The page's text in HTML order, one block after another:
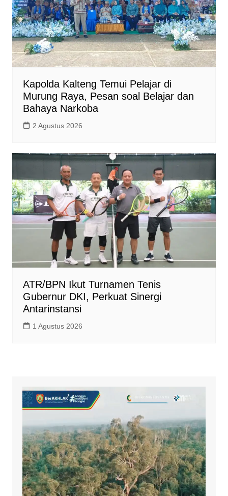
Kapolda Kalteng Temui Pelajar di
Murung Raya, Pesan soal Belajar dan
Bahaya Narkoba
2 Agustus 2026
ATR/BPN Ikut Turnamen Tenis
Gubernur DKI, Perkuat Sinergi
Antarinstansi
1 Agustus 2026